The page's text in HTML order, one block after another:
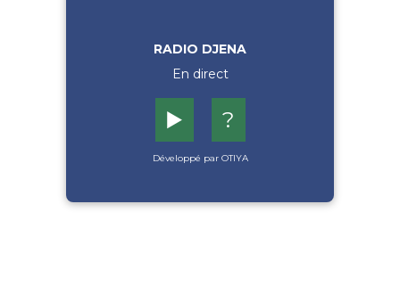
RADIO DJENA
En direct
▶️ ?
Développé par OTIYA